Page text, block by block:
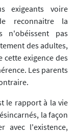
exigeants voire
reconnaitre la
n'obéissent pas
des adultes,
exigence des
Les parents
le rapport à la vie
la façon
avec l'existence,